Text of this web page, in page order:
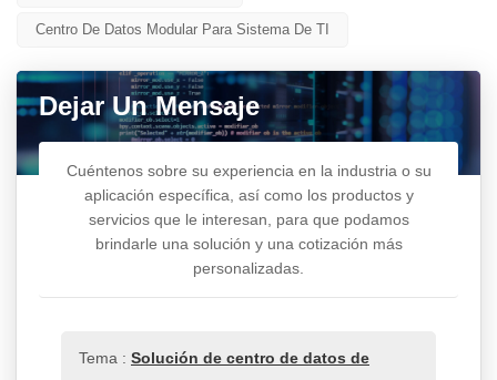
Centro De Datos Modular Para Sistema De TI
Dejar Un Mensaje
Cuéntenos sobre su experiencia en la industria o su
aplicación específica, así como los productos y
servicios que le interesan, para que podamos
brindarle una solución y una cotización más
personalizadas.
Tema : Solución de centro de datos de